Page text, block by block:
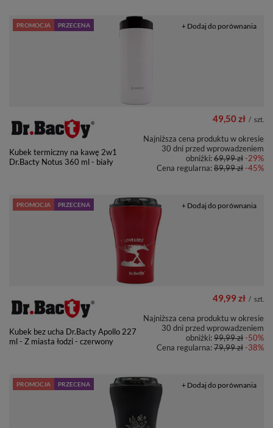
PROMOCJA PRZECENA
Kubek termiczny na kawę 2w1
Dr.Bacty Notus 360 ml - biały
49,50 zł / szt.
Najniższa cena produktu w okresie
30 dni przed wprowadzeniem
obniżki:69,99 zł-29%
Cena regularna:89,99 zł-45%
+ Dodaj do porównania
PROMOCJA PRZECENA
Kubek bez ucha Dr.Bacty Apollo 227
ml - Z miasta łodzi - czerwony
49,99 zł / szt.
Najniższa cena produktu w okresie
30 dni przed wprowadzeniem
obniżki:99,99 zł-50%
Cena regularna:79,99 zł-38%
+ Dodaj do porównania
PROMOCJA PRZECENA + Dodaj do porównania